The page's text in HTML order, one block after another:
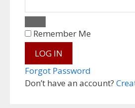
Don’t have an account?
Remember Me
Forgot Password